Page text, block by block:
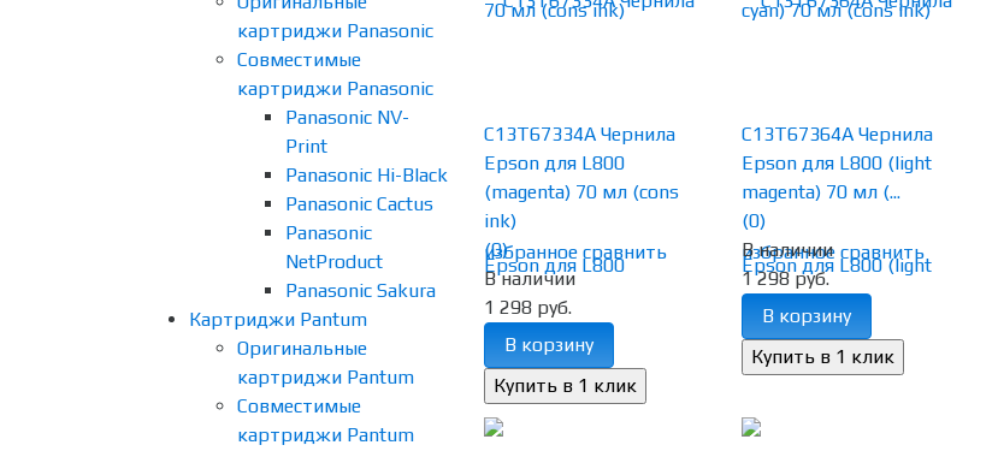
картриджи Panasonic
Совместимые
картриджи Panasonic
Panasonic NV-
Print
Panasonic Hi-Black
Panasonic Cactus
Panasonic
NetProduct
Panasonic Sakura
Картриджи Pantum
Оригинальные
картриджи Pantum
Совместимые
картриджи Pantum
избранное сравнить
C13T67334A Чернила
Epson для L800
(magenta) 70 мл (cons
ink)
(0)
В наличии
1 298 руб.
В корзину
избранное сравнить
C13T67364A Чернила
Epson для L800 (light
magenta) 70 мл (...
(0)
В наличии
1 298 руб.
В корзину